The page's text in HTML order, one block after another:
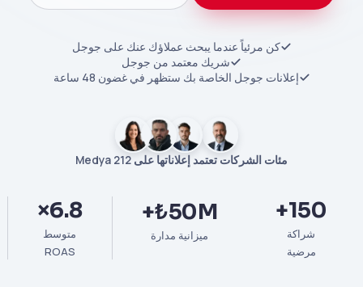
كن مرئياً عندما يبحث عملاؤك عنك على جوجل
شريك معتمد من جوجل
إعلانات جوجل الخاصة بك ستظهر في غضون 48 ساعة
مئات الشركات تعتمد إعلاناتها على 212 Medya
150+
شراكة
مرضية
₺50M+
ميزانية مدارة
6.8×
متوسط
ROAS